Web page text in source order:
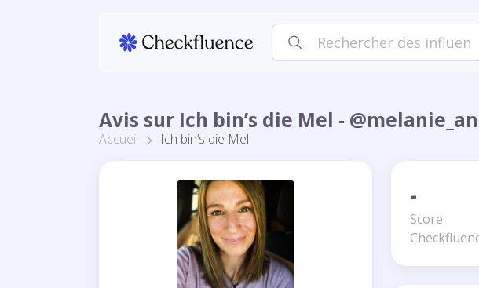
Avis sur Ich bin’s die Mel -
Accueil Ich bin’s die Mel
-
Score